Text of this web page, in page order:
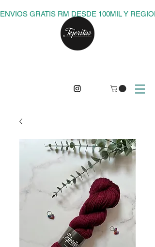
ENVIOS GRATIS RM DESDE 100MIL Y